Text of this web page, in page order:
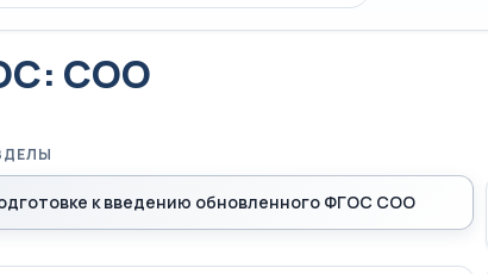
СОО
к введению обновленного ФГОС СОО